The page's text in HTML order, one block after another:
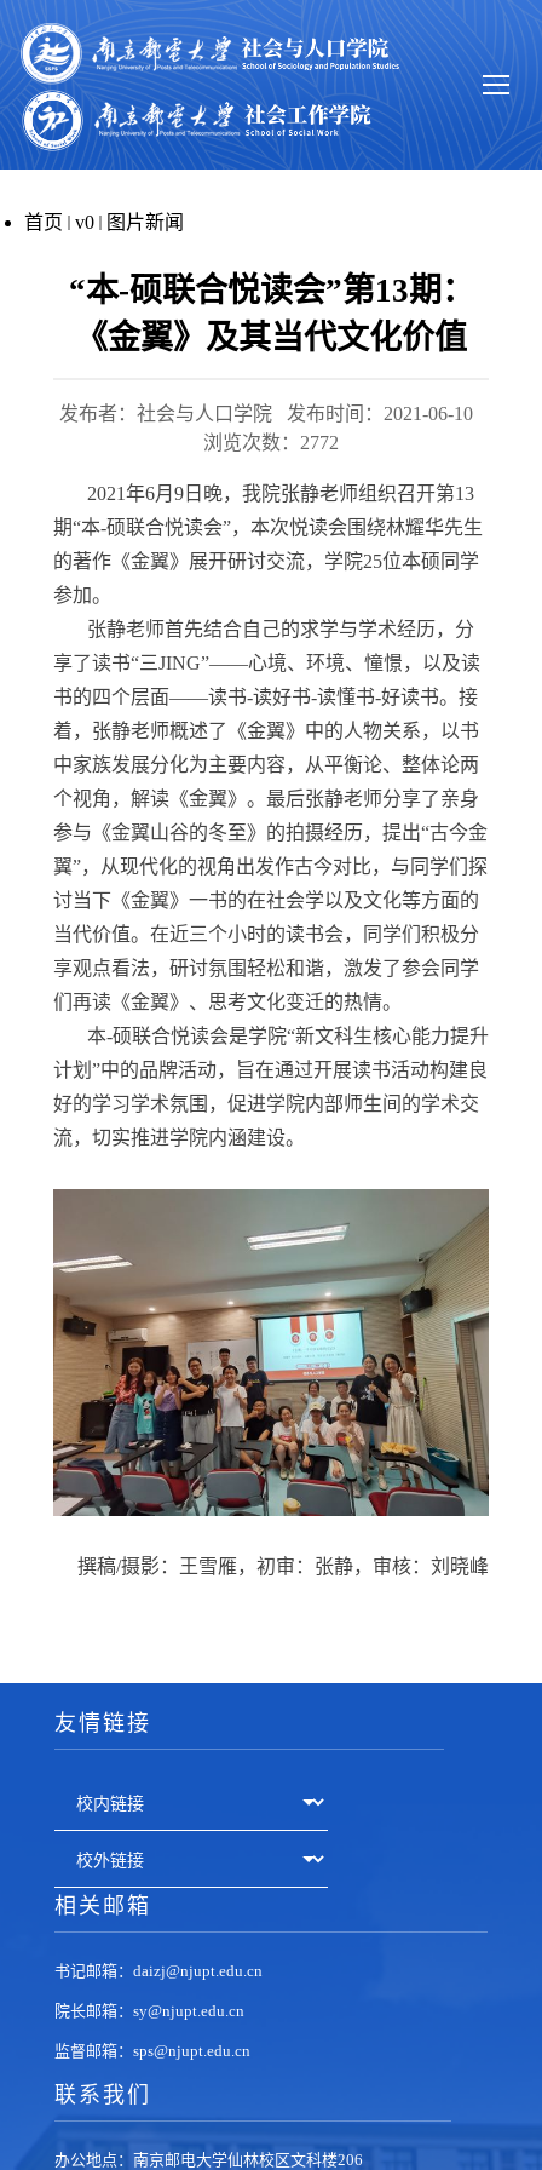
首页 v0 图片新闻
“本-硕联合悦读会”第13期：
《金翼》及其当代文化价值
发布者：社会与人口学院
发布时间：2021-06-10
浏览次数： 2772
2021年6月9日晚，我院张静老师组织召开第13
期“本-硕联合悦读会”，本次悦读会围绕林耀华先生
的著作《金翼》展开研讨交流，学院25位本硕同学
参加。
张静老师首先结合自己的求学与学术经历，分
享了读书“三JING”——心境、环境、憧憬，以及读
书的四个层面——读书-读好书-读懂书-好读书。接
着，张静老师概述了《金翼》中的人物关系，以书
中家族发展分化为主要内容，从平衡论、整体论两
个视角，解读《金翼》。最后张静老师分享了亲身
参与《金翼山谷的冬至》的拍摄经历，提出“古今金
翼”，从现代化的视角出发作古今对比，与同学们探
讨当下《金翼》一书的在社会学以及文化等方面的
当代价值。在近三个小时的读书会，同学们积极分
享观点看法，研讨氛围轻松和谐，激发了参会同学
们再读《金翼》、思考文化变迁的热情。
本-硕联合悦读会是学院“新文科生核心能力提升
计划”中的品牌活动，旨在通过开展读书活动构建良
好的学习学术氛围，促进学院内部师生间的学术交
流，切实推进学院内涵建设。
撰稿/摄影：王雪雁，初审：张静，审核：刘晓峰
友情链接
相关邮箱
书记邮箱：daizj@njupt.edu.cn
院长邮箱：sy@njupt.edu.cn
监督邮箱：sps@njupt.edu.cn
联系我们
办公地点：南京邮电大学仙林校区文科楼206